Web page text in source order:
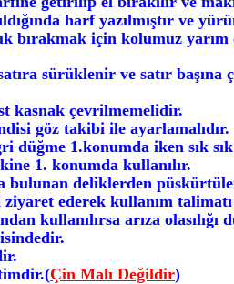
harf yazılmıştır ve
bırakmak için kolumuz
sürüklenir ve satır
kasnak çevrilmemelidir.
göz takibi ile ayarlamalıdır.
1.konumda iken sık
1. konumda kullanılır.
deliklerden
ederek kullanım
kullanılırsa arıza olasılığı
(Çin Malı Değildir)